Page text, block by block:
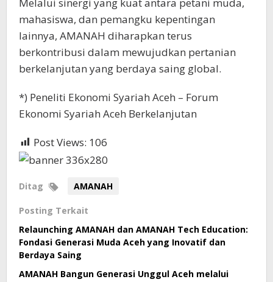
mahasiswa, dan pemangku kepentingan
lainnya, AMANAH diharapkan terus
berkontribusi dalam mewujudkan pertanian
berkelanjutan yang berdaya saing global.
*) Peneliti Ekonomi Syariah Aceh – Forum
Ekonomi Syariah Aceh Berkelanjutan
Post Views: 106
Ditag AMANAH
Posting Terkait
Relaunching AMANAH dan AMANAH Tech Education:
Fondasi Generasi Muda Aceh yang Inovatif dan
Berdaya Saing
AMANAH Bangun Generasi Unggul Aceh melalui